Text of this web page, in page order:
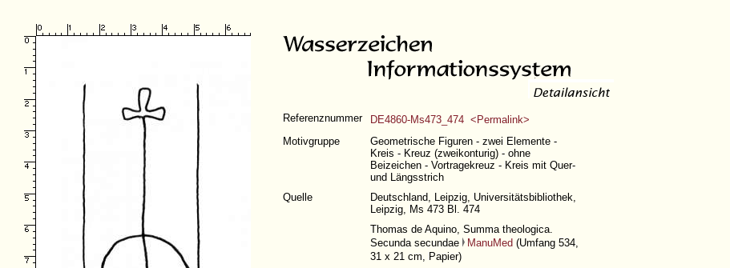
Referenznummer
DE4860-Ms473_474 <Permalink>
Motivgruppe
Geometrische Figuren - zwei Elemente -
Kreis - Kreuz (zweikonturig) - ohne
Beizeichen - Vortragekreuz - Kreis mit Quer-
und Längsstrich
Quelle
Deutschland, Leipzig, Universitätsbibliothek,
Leipzig, Ms 473 Bl. 474
Thomas de Aquino, Summa theologica.
Secunda secundae
ManuMed (Umfang 534,
31 x 21 cm, Papier)